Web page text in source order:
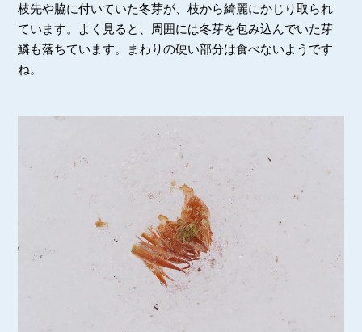
枝先や脇に付いていた冬芽が、枝から綺麗にかじり取られ
ています。よく見ると、周囲には冬芽を包み込んでいた芽
鱗も落ちています。まわりの硬い部分は食べないようです
ね。